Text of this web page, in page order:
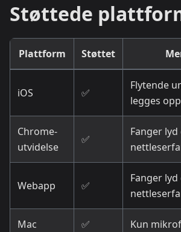
Støttede
Plattform Støttet
iOS ✅
Flytende
legges
Chrome-
utvidelse
✅
Fanger
Webapp ✅
Fanger
Mac ✅ Kun